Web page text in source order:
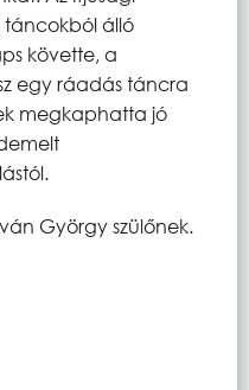
álló
követte, a
egy ráadás táncra
megkaphatta jó
György szülőnek.